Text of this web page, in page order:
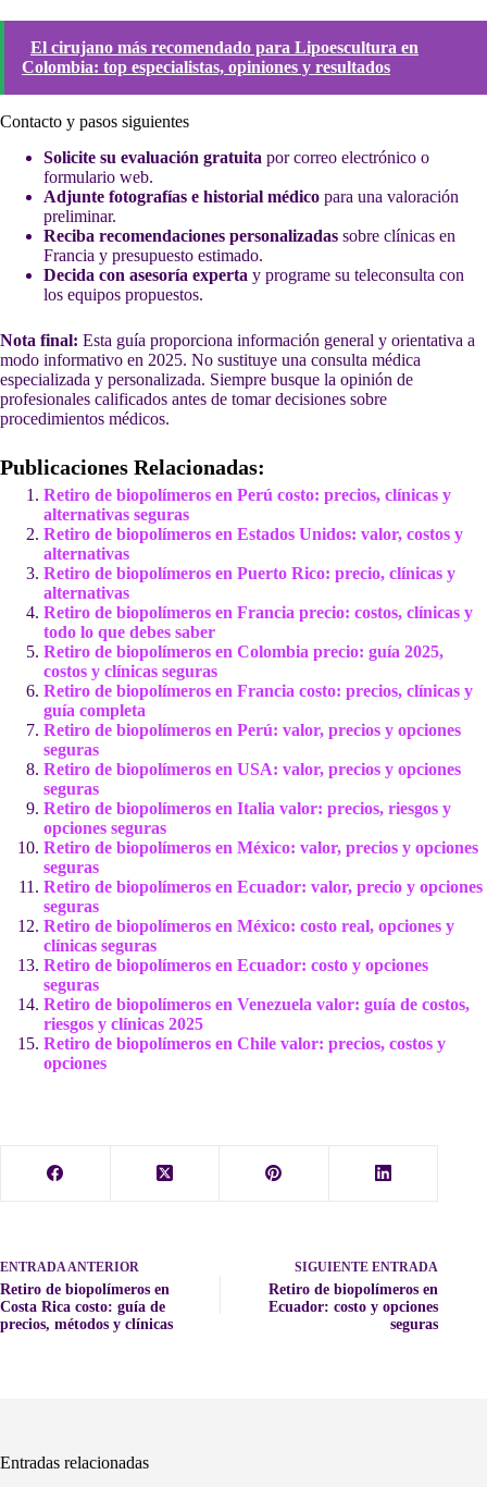
El cirujano más recomendado para Lipoescultura en
Colombia: top especialistas, opiniones y resultados
Contacto y pasos siguientes
Solicite su evaluación gratuita por correo electrónico o
formulario web.
Adjunte fotografías e historial médico para una valoración
preliminar.
Reciba recomendaciones personalizadas sobre clínicas en
Francia y presupuesto estimado.
Decida con asesoría experta y programe su teleconsulta con
los equipos propuestos.
Nota final: Esta guía proporciona información general y orientativa a
modo informativo en 2025. No sustituye una consulta médica
especializada y personalizada. Siempre busque la opinión de
profesionales calificados antes de tomar decisiones sobre
procedimientos médicos.
Publicaciones Relacionadas:
Retiro de biopolímeros en Perú costo: precios, clínicas y
alternativas seguras
Retiro de biopolímeros en Estados Unidos: valor, costos y
alternativas
Retiro de biopolímeros en Puerto Rico: precio, clínicas y
alternativas
Retiro de biopolímeros en Francia precio: costos, clínicas y
todo lo que debes saber
Retiro de biopolímeros en Colombia precio: guía 2025,
costos y clínicas seguras
Retiro de biopolímeros en Francia costo: precios, clínicas y
guía completa
Retiro de biopolímeros en Perú: valor, precios y opciones
seguras
Retiro de biopolímeros en USA: valor, precios y opciones
seguras
Retiro de biopolímeros en Italia valor: precios, riesgos y
opciones seguras
Retiro de biopolímeros en México: valor, precios y opciones
seguras
Retiro de biopolímeros en Ecuador: valor, precio y opciones
seguras
Retiro de biopolímeros en México: costo real, opciones y
clínicas seguras
Retiro de biopolímeros en Ecuador: costo y opciones
seguras
Retiro de biopolímeros en Venezuela valor: guía de costos,
riesgos y clínicas 2025
Retiro de biopolímeros en Chile valor: precios, costos y
opciones
ENTRADAANTERIOR
Retiro de biopolímeros en
Costa Rica costo: guía de
precios, métodos y clínicas
SIGUIENTEENTRADA
Retiro de biopolímeros en
Ecuador: costo y opciones
seguras
Entradas relacionadas